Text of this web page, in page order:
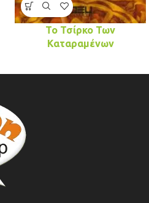
Το Τσίρκο Των
Καταραμένων